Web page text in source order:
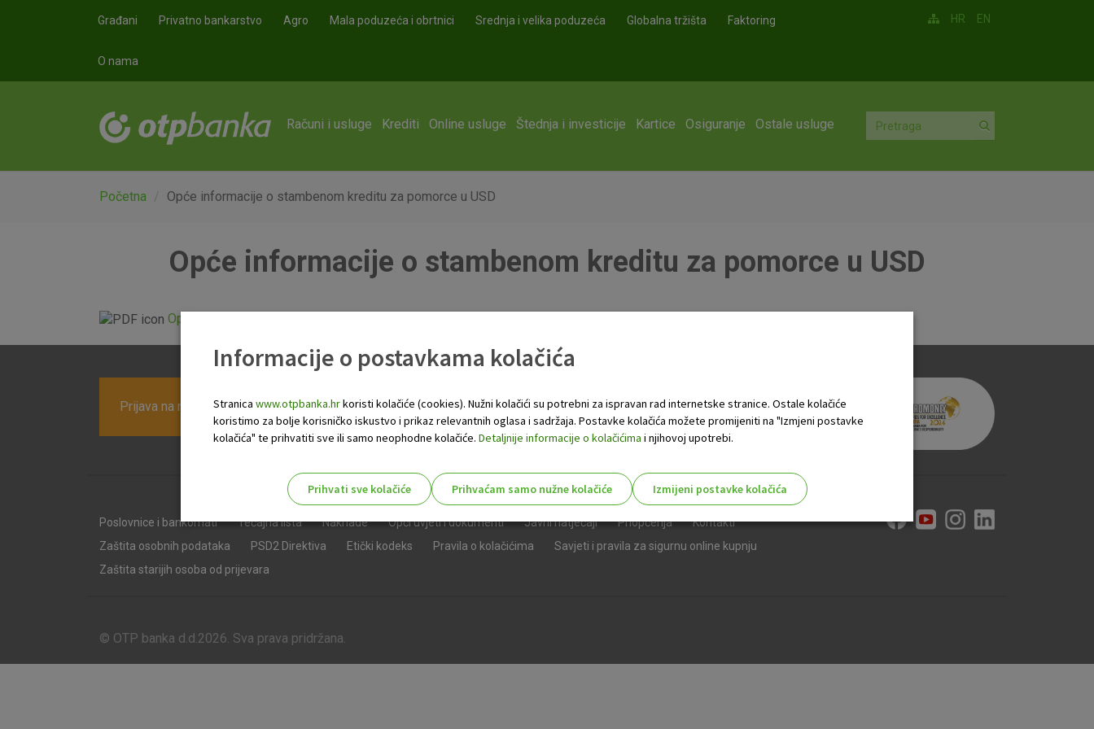
Građani Privatno bankarstvo Agro Mala poduzeća i obrtnici Srednja i velika poduzeća Globalna tržišta Faktoring
O nama
HR EN
Računi i usluge Krediti Online usluge Štednja i investicije Kartice Osiguranje Ostale usluge
Početna Opće informacije o stambenom kreditu za pomorce u USD
Opće informacije o stambenom kreditu za pomorce u USD
Opće informacije o stambenom kreditu za pomorce USD.pdf
Prijava na newsletter OTP banke
Poslovnice i bankomati Tečajna lista Naknade Opći uvjeti i dokumenti Javni natječaji Priopćenja
Kontakti
Zaštita osobnih podataka
PSD2 Direktiva Etički kodeks Pravila o kolačićima
Savjeti i pravila za sigurnu online kupnju
Zaštita starijih osoba od prijevara
© OTP banka d.d.2026. Sva prava pridržana.
Informacije o postavkama kolačića
Stranica www.otpbanka.hrkoristi kolačiće (cookies). Nužni kolačići su potrebni za ispravan rad internetske stranice. Ostale kolačiće
koristimo za bolje korisničko iskustvo i prikaz relevantnih oglasa i sadržaja. Postavke kolačića možete promijeniti na "Izmjeni postavke
kolačića" te prihvatiti sve ili samo neophodne kolačiće. Detaljnije informacije o kolačićima i njihovoj upotrebi.
Prihvati sve kolačiće Prihvaćam samo nužne kolačiće
Izmijeni postavke kolačića